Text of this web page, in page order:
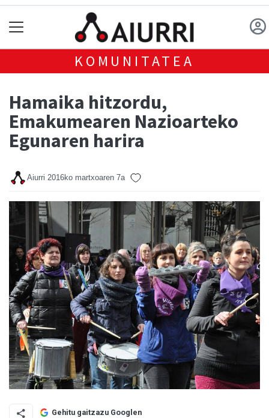
KOMUNITATEA
Hamaika hitzordu,
Emakumearen Nazioarteko
Egunaren harira
Aiurri 2016ko martxoaren 7a
Gehitu gaitzazu Googlen